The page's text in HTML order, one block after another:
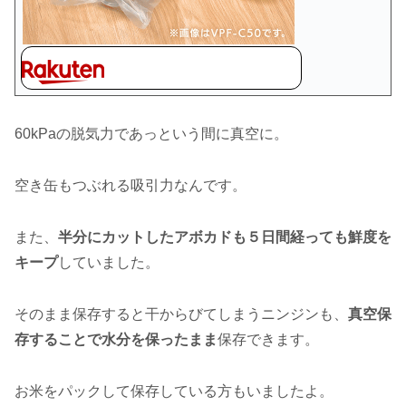
60kPaの脱気力であっという間に真空に。
空き缶もつぶれる吸引力なんです。
また、 半分にカットしたアボカドも５日間経っても鮮度を
キープしていました。
そのまま保存すると干からびてしまうニンジンも、 真空保
存することで水分を保ったまま保存できます。
お米をパックして保存している方もいましたよ。